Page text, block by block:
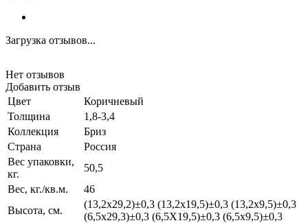
Загрузка отзывов...
Нет отзывов
Добавить отзыв
Цвет
Коричневый
Толщина
1,8-3,4
Коллекция
Бриз
Страна
Россия
Вес упаковки,
кг.
50,5
Вес, кг./кв.м.
46
Высота, см.
(13,2х29,2)±0,3 (13,2х19,5)±0,3 (13,2х9,5)±0,3
(6,5х29,3)±0,3 (6,5Х19,5)±0,3 (6,5х9,5)±0,3